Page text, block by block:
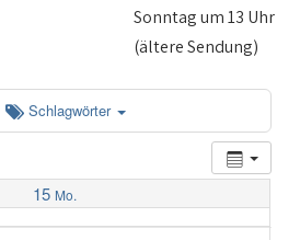
Sonntag um 13 Uhr
(ältere Sendung)
Schlagwörter
15 Mo.